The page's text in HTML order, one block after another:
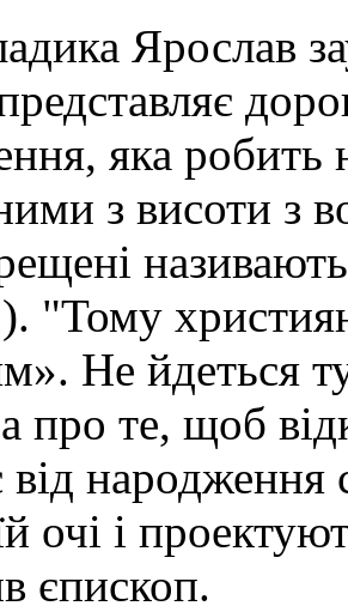
Ярослав
яка
з висоти з
"Тому
Не йдеться
про те, щоб
народження
очі і
єпископ.